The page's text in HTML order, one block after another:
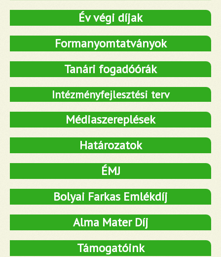
Év végi díjak
Formanyomtatványok
Tanári fogadóórák
Intézményfejlesztési terv
Médiaszereplések
Határozatok
ÉMJ
Bolyai Farkas Emlékdíj
Alma Mater Díj
Támogatóink